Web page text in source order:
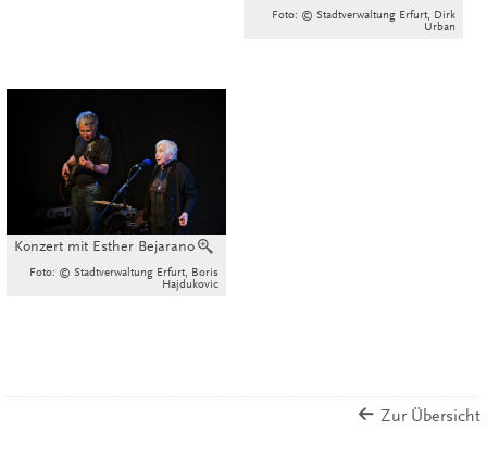
Foto: © Stadtverwaltung Erfurt, Dirk
Urban
Konzert mit Esther Bejarano
Foto: © Stadtverwaltung Erfurt, Boris
Hajdukovic
Zur Übersicht